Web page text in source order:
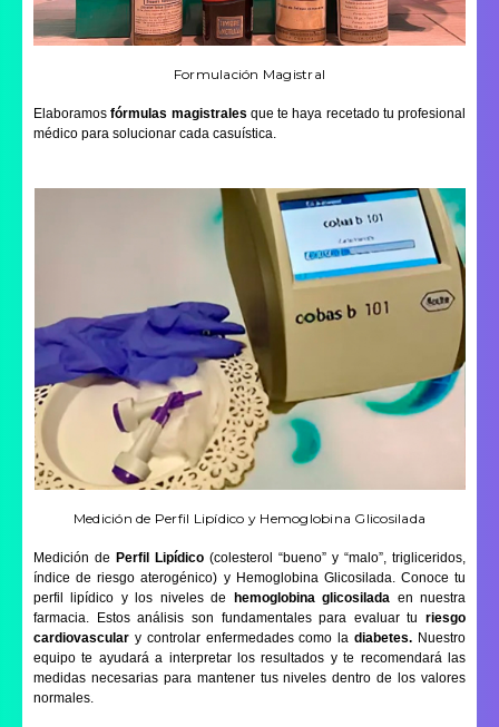
Formulación Magistral
Elaboramosfórmulas magistrales que te haya recetado tu profesional
médico para solucionar cada casuística.
Medición de Perfil Lipídico y Hemoglobina Glicosilada
Medición de Perfil Lipídico (colesterol “bueno” y “malo”, trigliceridos,
índice de riesgo aterogénico) y Hemoglobina Glicosilada. Conoce tu
perfil lipídico y los niveles de
hemoglobina glicosilada en nuestra
farmacia. Estos análisis son fundamentales para evaluar tu riesgo
cardiovascular y controlar enfermedades como ladiabetes. Nuestro
equipo te ayudará a interpretar los resultados y te recomendará las
medidas necesarias para mantener tus niveles dentro de los valores
normales.